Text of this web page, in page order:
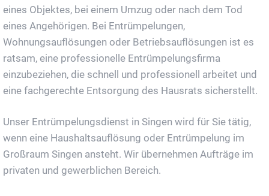
eines Objektes, bei einem Umzug oder nach dem Tod
eines Angehörigen. Bei Entrümpelungen,
Wohnungsauflösungen oder Betriebsauflösungen ist es
ratsam, eine professionelle Entrümpelungsfirma
einzubeziehen, die schnell und professionell arbeitet und
eine fachgerechte Entsorgung des Hausrats sicherstellt.
Unser Entrümpelungsdienst in Singen wird für Sie tätig,
wenn eine Haushaltsauflösung oder Entrümpelung im
Großraum Singen ansteht. Wir übernehmen Aufträge im
privaten und gewerblichen Bereich.